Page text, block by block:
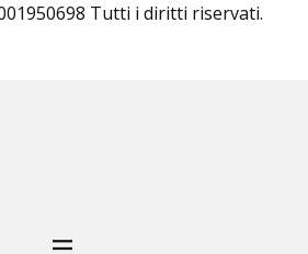
Tutti i diritti riservati.